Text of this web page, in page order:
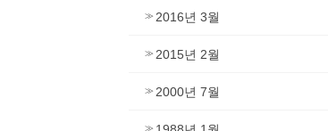
2016년 3월
2015년 2월
2000년 7월